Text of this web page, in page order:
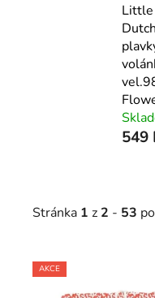
Little
Dutch
549
Stránka 1 z 2 - 53
V
ý
AKCE